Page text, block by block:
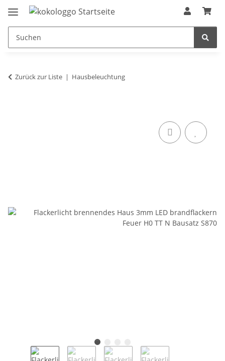
Zurück zur Liste Hausbeleuchtung